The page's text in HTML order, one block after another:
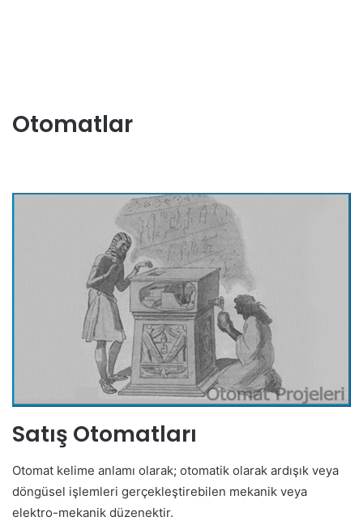
Otomatlar
Satış Otomatları
Otomat kelime anlamı olarak; otomatik olarak ardışık veya
döngüsel işlemleri gerçekleştirebilen mekanik veya
elektro-mekanik düzenektir.